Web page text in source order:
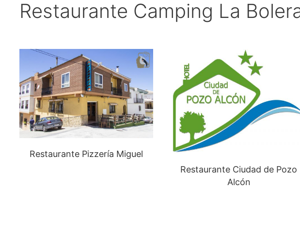
Restaurante Camping La
Restaurante Pizzería Miguel
Restaurante Ciudad de Pozo
Alcón